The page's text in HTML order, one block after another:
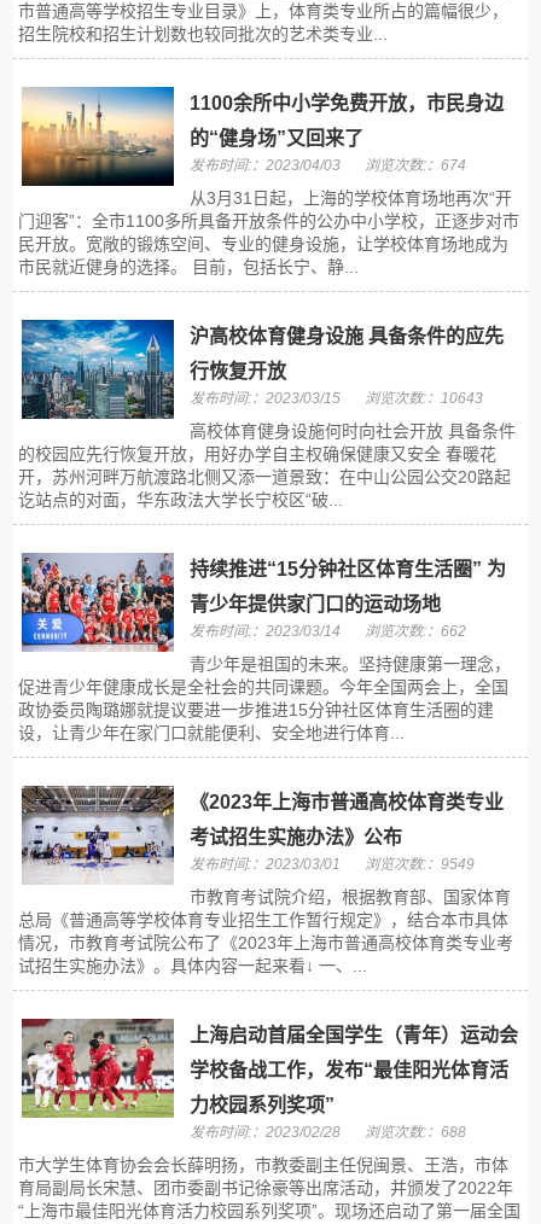
市普通高等学校招生专业目录》上，体育类专业所占的篇幅很少，
招生院校和招生计划数也较同批次的艺术类专业...
1100余所中小学免费开放，市民身边
的“健身场”又回来了
发布时间:：2023/04/03 浏览次数:：674
从3月31日起，上海的学校体育场地再次“开
门迎客”：全市1100多所具备开放条件的公办中小学校，正逐步对市
民开放。宽敞的锻炼空间、专业的健身设施，让学校体育场地成为
市民就近健身的选择。 目前，包括长宁、静...
沪高校体育健身设施 具备条件的应先
行恢复开放
发布时间:：2023/03/15 浏览次数:：10643
高校体育健身设施何时向社会开放 具备条件
的校园应先行恢复开放，用好办学自主权确保健康又安全 春暖花
开，苏州河畔万航渡路北侧又添一道景致：在中山公园公交20路起
讫站点的对面，华东政法大学长宁校区“破...
持续推进“15分钟社区体育生活圈” 为
青少年提供家门口的运动场地
发布时间:：2023/03/14 浏览次数:：662
青少年是祖国的未来。坚持健康第一理念，
促进青少年健康成长是全社会的共同课题。今年全国两会上，全国
政协委员陶璐娜就提议要进一步推进15分钟社区体育生活圈的建
设，让青少年在家门口就能便利、安全地进行体育...
《2023年上海市普通高校体育类专业
考试招生实施办法》公布
发布时间:：2023/03/01 浏览次数:：9549
市教育考试院介绍，根据教育部、国家体育
总局《普通高等学校体育专业招生工作暂行规定》，结合本市具体
情况，市教育考试院公布了《2023年上海市普通高校体育类专业考
试招生实施办法》。具体内容一起来看↓ 一、...
上海启动首届全国学生（青年）运动会
学校备战工作，发布“最佳阳光体育活
力校园系列奖项”
发布时间:：2023/02/28 浏览次数:：688
市大学生体育协会会长薛明扬，市教委副主任倪闽景、王浩，市体
育局副局长宋慧、团市委副书记徐豪等出席活动，并颁发了2022年
“上海市最佳阳光体育活力校园系列奖项”。现场还启动了第一届全国